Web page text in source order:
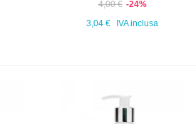
4,00 € -24%
3,04 €
IVA inclusa